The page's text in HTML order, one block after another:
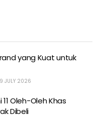
yang Kuat untuk
JULY 2026
Oleh-Oleh Khas
Dibeli